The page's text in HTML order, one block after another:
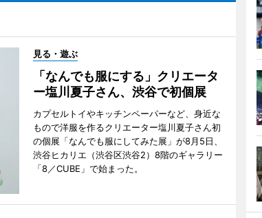
見る・遊ぶ
「なんでも服にする」クリエータ
ー塩川夏子さん、渋谷で初個展
カプセルトイやキッチンペーパーなど、身近な
もので洋服を作るクリエーター塩川夏子さん初
の個展「なんでも服にしてみた展」が8月5日、
渋谷ヒカリエ（渋谷区渋谷2）8階のギャラリー
「8／CUBE」で始まった。